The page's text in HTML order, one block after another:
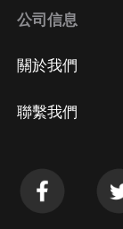
公司信息
關於我們
聯繫我們